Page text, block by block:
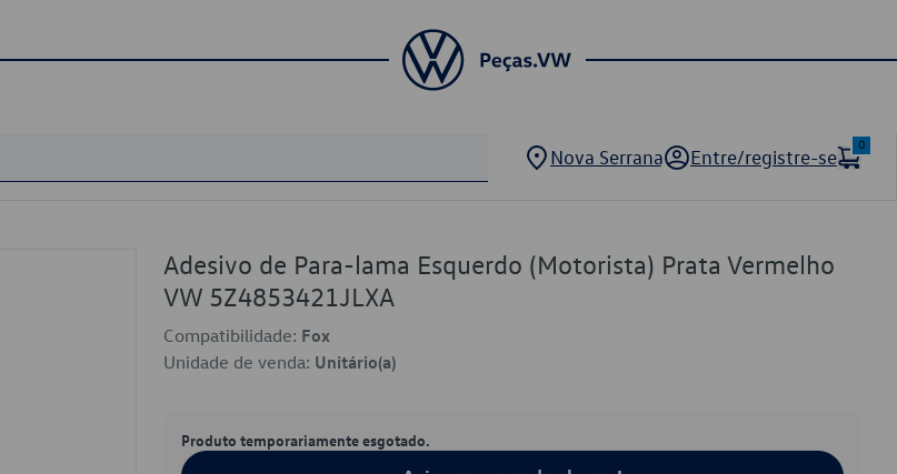
Nova Serrana Entre/registre-se
0
Adesivo de Para-lama Esquerdo (Motorista) Prata Vermelho
VW 5Z4853421JLXA
Compatibilidade: Fox
Unidade de venda: Unitário(a)
Produto temporariamente esgotado.